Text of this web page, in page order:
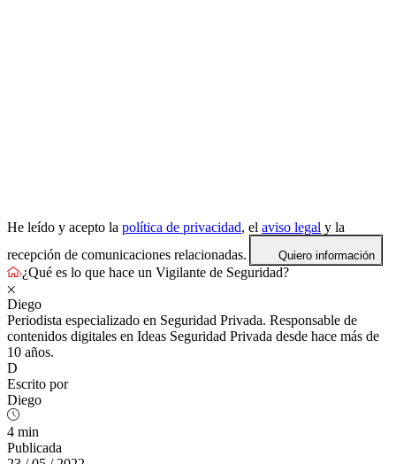
He leído y acepto la política de privacidad, el aviso legal y la
recepción de comunicaciones relacionadas.
Quiero información
¿Qué es lo que hace un Vigilante de Seguridad?
Diego
Periodista especializado en Seguridad Privada. Responsable de
contenidos digitales en Ideas Seguridad Privada desde hace más de
10 años.
D
Escrito por
Diego
4 min
Publicada